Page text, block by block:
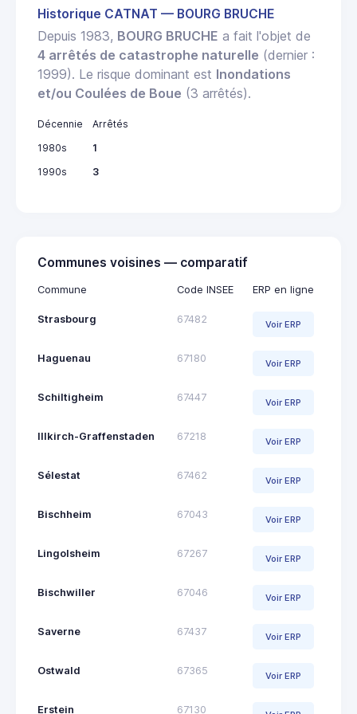
Historique CATNAT — BOURG BRUCHE
Depuis 1983, BOURG BRUCHE a fait l'objet de
4 arrêtés de catastrophe naturelle (dernier :
1999). Le risque dominant est Inondations
et/ou Coulées de Boue (3 arrêtés).
Décennie
Arrêtés
1980s
1
1990s
3
Communes voisines — comparatif
Commune Code INSEE ERP en ligne
Strasbourg 67482 Voir ERP
Haguenau 67180 Voir ERP
Schiltigheim 67447 Voir ERP
Illkirch-Graffenstaden 67218 Voir ERP
Sélestat 67462 Voir ERP
Bischheim 67043 Voir ERP
Lingolsheim 67267 Voir ERP
Bischwiller 67046 Voir ERP
Saverne 67437 Voir ERP
Ostwald 67365 Voir ERP
Erstein 67130